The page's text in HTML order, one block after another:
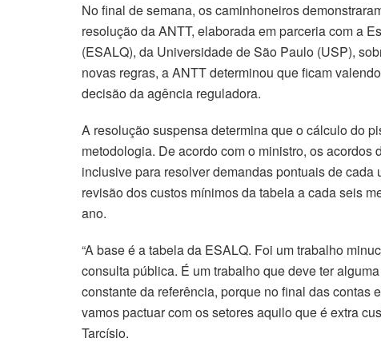
No final de semana, os caminhoneiros
resolução da ANTT, elaborada em parceria com a
(ESALQ), da Universidade de São Paulo (USP),
novas regras, a ANTT determinou que ficam
decisão da agência reguladora.
A resolução suspensa determina que o cálculo do
metodologia. De acordo com o ministro, os
inclusive para resolver demandas pontuais de
revisão dos custos mínimos da tabela a cada seis
ano.
“A base é a tabela da ESALQ. Foi um trabalho
consulta pública. É um trabalho que deve ter
constante da referência, porque no final das contas
vamos pactuar com os setores aquilo que é extra
Tarcísio.